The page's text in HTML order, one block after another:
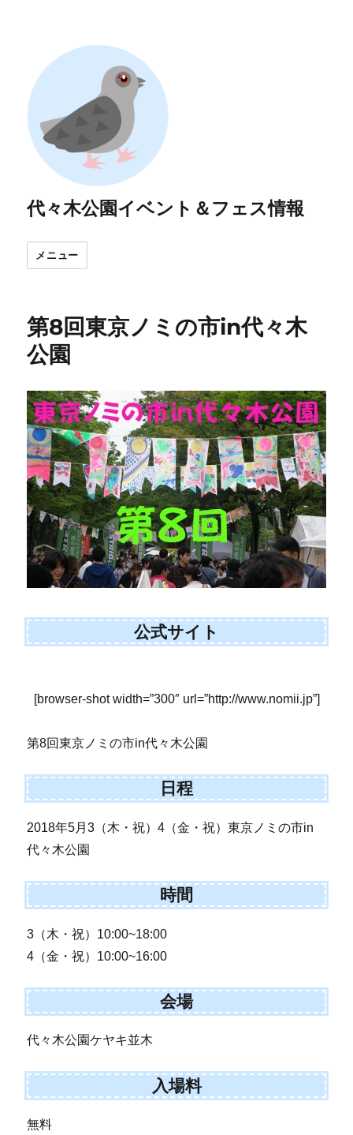
代々木公園イベント＆フェス情報
メニュー
第8回東京ノミの市in代々木
公園
公式サイト
[browser-shot width=”300″ url=”http://www.nomii.jp”]
第8回東京ノミの市in代々木公園
日程
2018年5月3（木・祝）4（金・祝）東京ノミの市in
代々木公園
時間
3（木・祝）10:00~18:00
4（金・祝）10:00~16:00
会場
代々木公園ケヤキ並木
入場料
無料